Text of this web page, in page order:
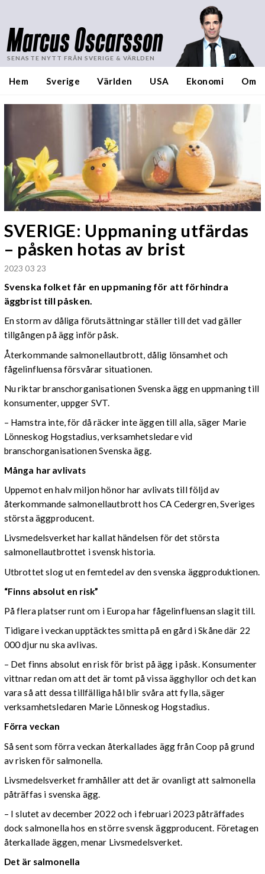
Marcus Oscarsson
SENASTE NYTT FRÅN SVERIGE & VÄRLDEN
Hem Sverige Världen USA Ekonomi Om
SVERIGE: Uppmaning utfärdas
– påsken hotas av brist
2023 03 23
Svenska folket får en uppmaning för att förhindra
äggbrist till påsken.
En storm av dåliga förutsättningar ställer till det vad gäller
tillgången på ägg inför påsk.
Återkommande salmonellautbrott, dålig lönsamhet och
fågelinfluensa försvårar situationen.
Nu riktar branschorganisationen Svenska ägg en uppmaning till
konsumenter, uppger SVT.
– Hamstra inte, för då räcker inte äggen till alla, säger Marie
Lönneskog Hogstadius, verksamhetsledare vid
branschorganisationen Svenska ägg.
Många har avlivats
Uppemot en halv miljon hönor har avlivats till följd av
återkommande salmonellautbrott hos CA Cedergren, Sveriges
största äggproducent.
Livsmedelsverket har kallat händelsen för det största
salmonellautbrottet i svensk historia.
Utbrottet slog ut en femtedel av den svenska äggproduktionen.
“Finns absolut en risk”
På flera platser runt om i Europa har fågelinfluensan slagit till.
Tidigare i veckan upptäcktes smitta på en gård i Skåne där 22
000 djur nu ska avlivas.
– Det finns absolut en risk för brist på ägg i påsk. Konsumenter
vittnar redan om att det är tomt på vissa ägghyllor och det kan
vara så att dessa tillfälliga hål blir svåra att fylla, säger
verksamhetsledaren Marie Lönneskog Hogstadius.
Förra veckan
Så sent som förra veckan återkallades ägg från Coop på grund
av risken för salmonella.
Livsmedelsverket framhåller att det är ovanligt att salmonella
påträffas i svenska ägg.
– I slutet av december 2022 och i februari 2023 påträffades
dock salmonella hos en större svensk äggproducent. Företagen
återkallade äggen, menar Livsmedelsverket.
Det är salmonella